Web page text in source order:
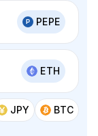
PEPE
ETH
JPY BTC